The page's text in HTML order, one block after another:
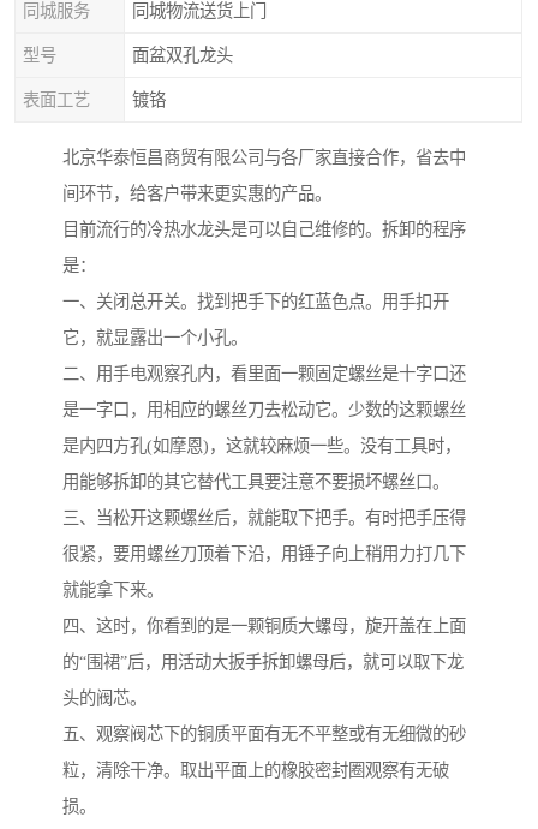
同城服务 同城物流送货上门
型号 面盆双孔龙头
表面工艺 镀铬
北京华泰恒昌商贸有限公司与各厂家直接合作，省去中
间环节，给客户带来更实惠的产品。
目前流行的冷热水龙头是可以自己维修的。拆卸的程序
是：
一、关闭总开关。找到把手下的红蓝色点。用手扣开
它，就显露出一个小孔。
二、用手电观察孔内，看里面一颗固定螺丝是十字口还
是一字口，用相应的螺丝刀去松动它。少数的这颗螺丝
是内四方孔(如摩恩)，这就较麻烦一些。没有工具时，
用能够拆卸的其它替代工具要注意不要损坏螺丝口。
三、当松开这颗螺丝后，就能取下把手。有时把手压得
很紧，要用螺丝刀顶着下沿，用锤子向上稍用力打几下
就能拿下来。
四、这时，你看到的是一颗铜质大螺母，旋开盖在上面
的“围裙”后，用活动大扳手拆卸螺母后，就可以取下龙
头的阀芯。
五、观察阀芯下的铜质平面有无不平整或有无细微的砂
粒，清除干净。取出平面上的橡胶密封圈观察有无破
损。